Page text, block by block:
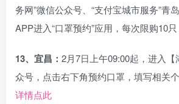
务网”微信公众号、“支付宝城市服务”青
APP进入“口罩预约”应用，每次限购10只
13、宜昌： 2月7日上午09:00起，进入
众号，点击右下角预约口罩，填写相关个
详情点此